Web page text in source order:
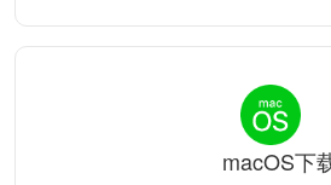
macOS下